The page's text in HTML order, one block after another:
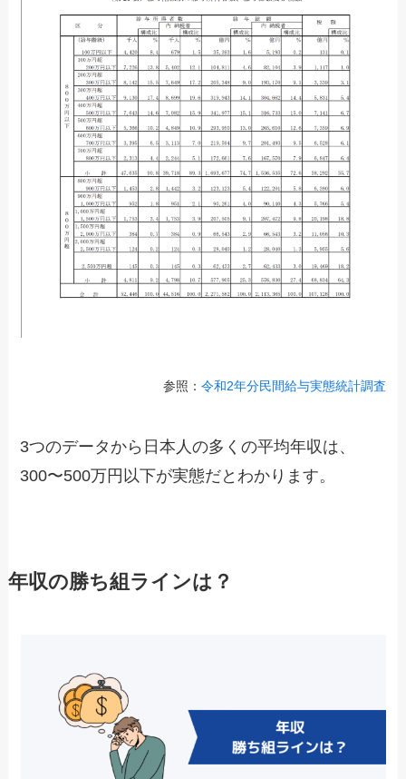
参照： 令和2年分民間給与実態統計調査
3つのデータから日本人の多くの平均年収は、
300〜500万円以下が実態だとわかります。
年収の勝ち組ラインは？